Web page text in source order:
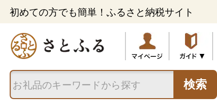
初めての方でも簡単！ふるさと納税サイト
検索